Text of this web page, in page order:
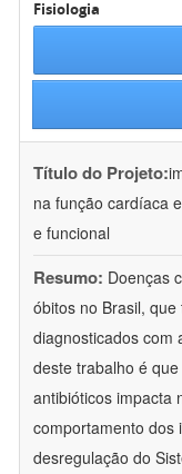
Fisiologia
Título do Projeto:
na função cardíaca
e funcional
Resumo: Doenças
óbitos no Brasil,
diagnosticados com
deste trabalho é
antibióticos impacta
comportamento dos
desregulação do